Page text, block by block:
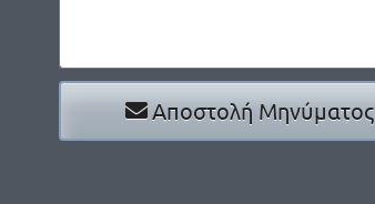
Αποστολή Μηνύματος